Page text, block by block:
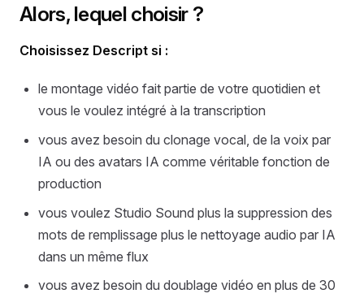
Alors, lequel choisir ?
Choisissez Descript si :
le montage vidéo fait partie de votre quotidien et
vous le voulez intégré à la transcription
vous avez besoin du clonage vocal, de la voix par
IA ou des avatars IA comme véritable fonction de
production
vous voulez Studio Sound plus la suppression des
mots de remplissage plus le nettoyage audio par IA
dans un même flux
vous avez besoin du doublage vidéo en plus de 30